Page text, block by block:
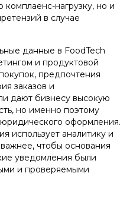
комплаенс-нагрузку, но и
в случае
данные в FoodTech
и продуктовой
предпочтения
заказов и
дают бизнесу высокую
но именно поэтому
оформления.
использует аналитику и
чтобы основания
уведомления были
и проверяемыми